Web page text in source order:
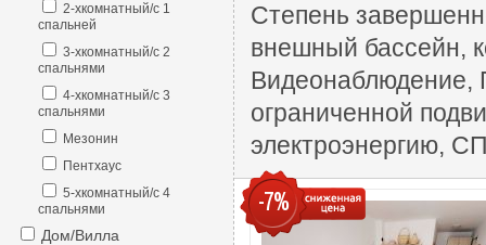
2-хкомнатный/с 1
спальней
3-хкомнатный/с 2
спальнями
4-хкомнатный/с 3
спальнями
Мезонин
Пентхаус
5-хкомнатный/с 4
спальнями
Дом/Вилла
Степень
внешный бассейн,
Видеонаблюдение,
ограниченной
электроэнергию,
-7%